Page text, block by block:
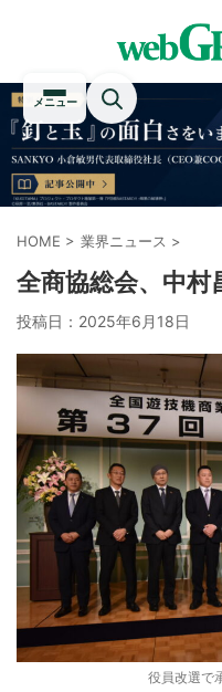
メニュー
HOME > 業界ニュース >
全商協総会、中村
投稿日： 2025年6月18日
役員改選で